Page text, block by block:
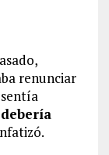
renunciar